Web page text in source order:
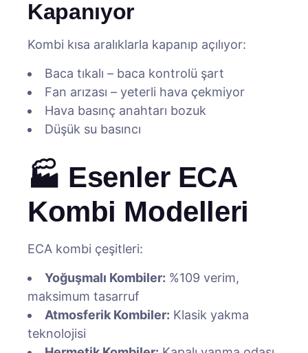
Kapanıyor
Kombi kısa aralıklarla kapanıp açılıyor:
Baca tıkalı – baca kontrolü şart
Fan arızası – yeterli hava çekmiyor
Hava basınç anahtarı bozuk
Düşük su basıncı
🏭 Esenler ECA
Kombi Modelleri
ECA kombi çeşitleri:
Yoğuşmalı Kombiler: %109 verim,
maksimum tasarruf
Atmosferik Kombiler: Klasik yakma
teknolojisi